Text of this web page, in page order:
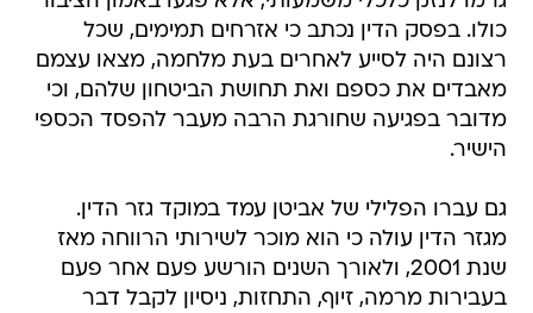
כולו. בפסק הדין נכתב כי אזרחים תמימים, שכל
רצונם היה לסייע לאחרים בעת מלחמה, מצאו עצמם
מאבדים את כספם ואת תחושת הביטחון שלהם, וכי
מדובר בפגיעה שחורגת הרבה מעבר להפסד הכספי
הישיר.
גם עברו הפלילי של אביטן עמד במוקד גזר הדין.
מגזר הדין עולה כי הוא מוכר לשירותי הרווחה מאז
שנת 2001, ולאורך השנים הורשע פעם אחר פעם
בעבירות מרמה, זיוף, התחזות, ניסיון לקבל דבר